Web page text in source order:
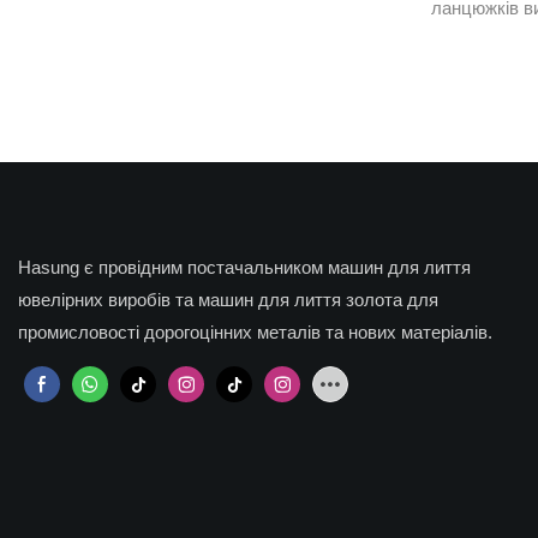
ланцюжків
пристроїв
кінцевого
надано
основних
Hasung є провідним постачальником машин для лиття
ювелірних виробів та машин для лиття золота для
промисловості дорогоцінних металів та нових матеріалів.